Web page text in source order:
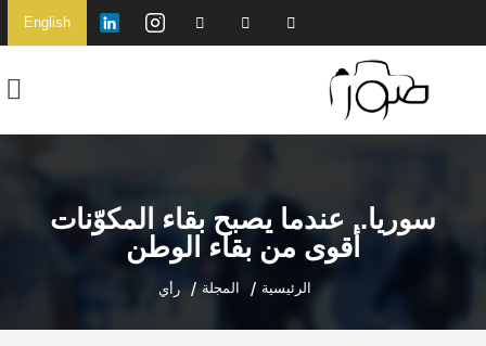
English
سوريا.. عندما يصبح بقاء المكوّنات
أقوى من بقاء الوطن
الرئيسية المجلة رأي